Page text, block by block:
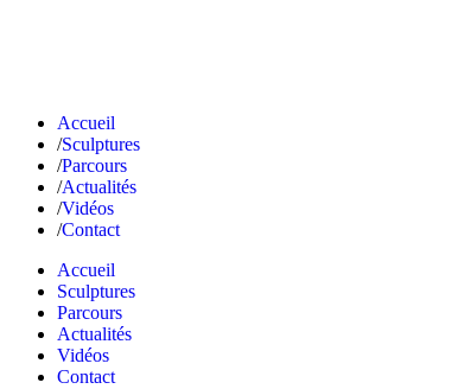
Accueil
Sculptures
Parcours
Actualités
Vidéos
Contact
Accueil
Sculptures
Parcours
Actualités
Vidéos
Contact